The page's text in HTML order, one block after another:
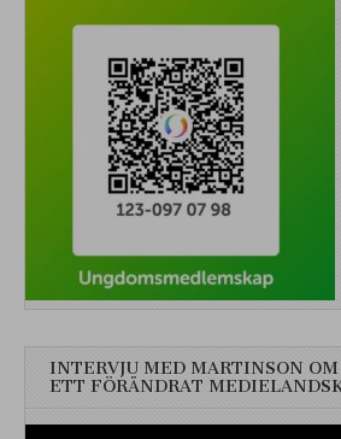
INTERVJU MED MARTINSON
ETT FÖRÄNDRAT